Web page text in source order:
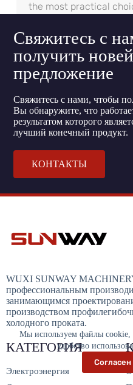
Мы используем файлы cookie,
удобство
Согласен
the most practical
Свяжитесь с
получить
предложение
Свяжитесь с нами, чтобы
Вы обнаружите, что
результатом которого
лучший конечный продукт.
КОНТАКТЫ
WUXI SUNWAY
профессиональным
занимающимся
производством
холодного проката.
КАТЕГОРИЯ
Электроэнергия
О